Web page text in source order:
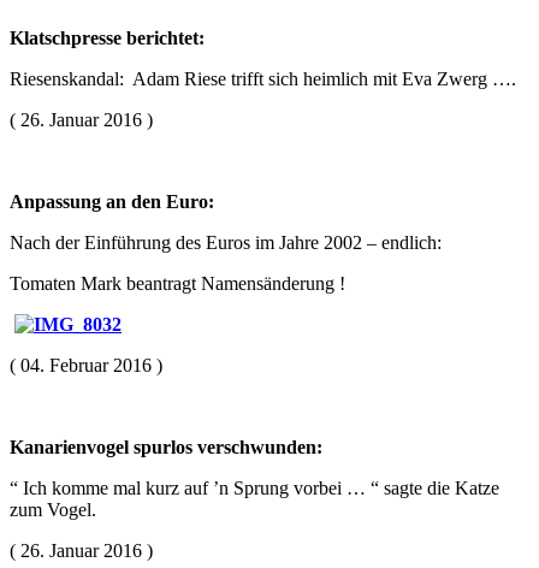
Klatschpresse berichtet:
Riesenskandal: Adam Riese trifft sich heimlich mit Eva Zwerg ….
( 26. Januar 2016 )
Anpassung an den Euro:
Nach der Einführung des Euros im Jahre 2002 – endlich:
Tomaten Mark beantragt Namensänderung !
( 04. Februar 2016 )
Kanarienvogel spurlos verschwunden:
“ Ich komme mal kurz auf ’n Sprung vorbei … “ sagte die Katze
zum Vogel.
( 26. Januar 2016 )